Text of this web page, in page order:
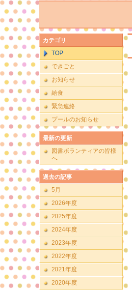
カテゴリ
TOP
できごと
お知らせ
給食
緊急連絡
プールのお知らせ
最新の更新
図書ボランティアの皆様
へ
過去の記事
5月
2026年度
2025年度
2024年度
2023年度
2022年度
2021年度
2020年度